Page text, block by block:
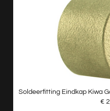
Soldeerfitting Eindkap Kiwa
€